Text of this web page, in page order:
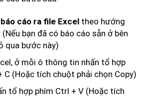
cáo ra file Excel theo hướng
(Nếu bạn đã có báo cáo sẵn ở bên
qua bước này)
ở mỗi ô thông tin nhấn tổ hợp
C (Hoặc tích chuột phải chọn Copy)
tổ hợp phím Ctrl + V (Hoặc tích